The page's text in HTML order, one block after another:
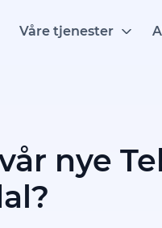
Våre tjenester
nye